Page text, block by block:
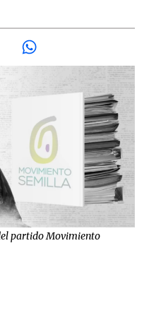
partido Movimiento